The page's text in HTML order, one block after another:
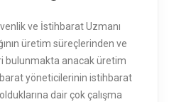
ve İstihbarat Uzmanı
üretim süreçlerinden ve
bulunmakta anacak üretim
yöneticilerinin istihbarat
olduklarına dair çok çalışma